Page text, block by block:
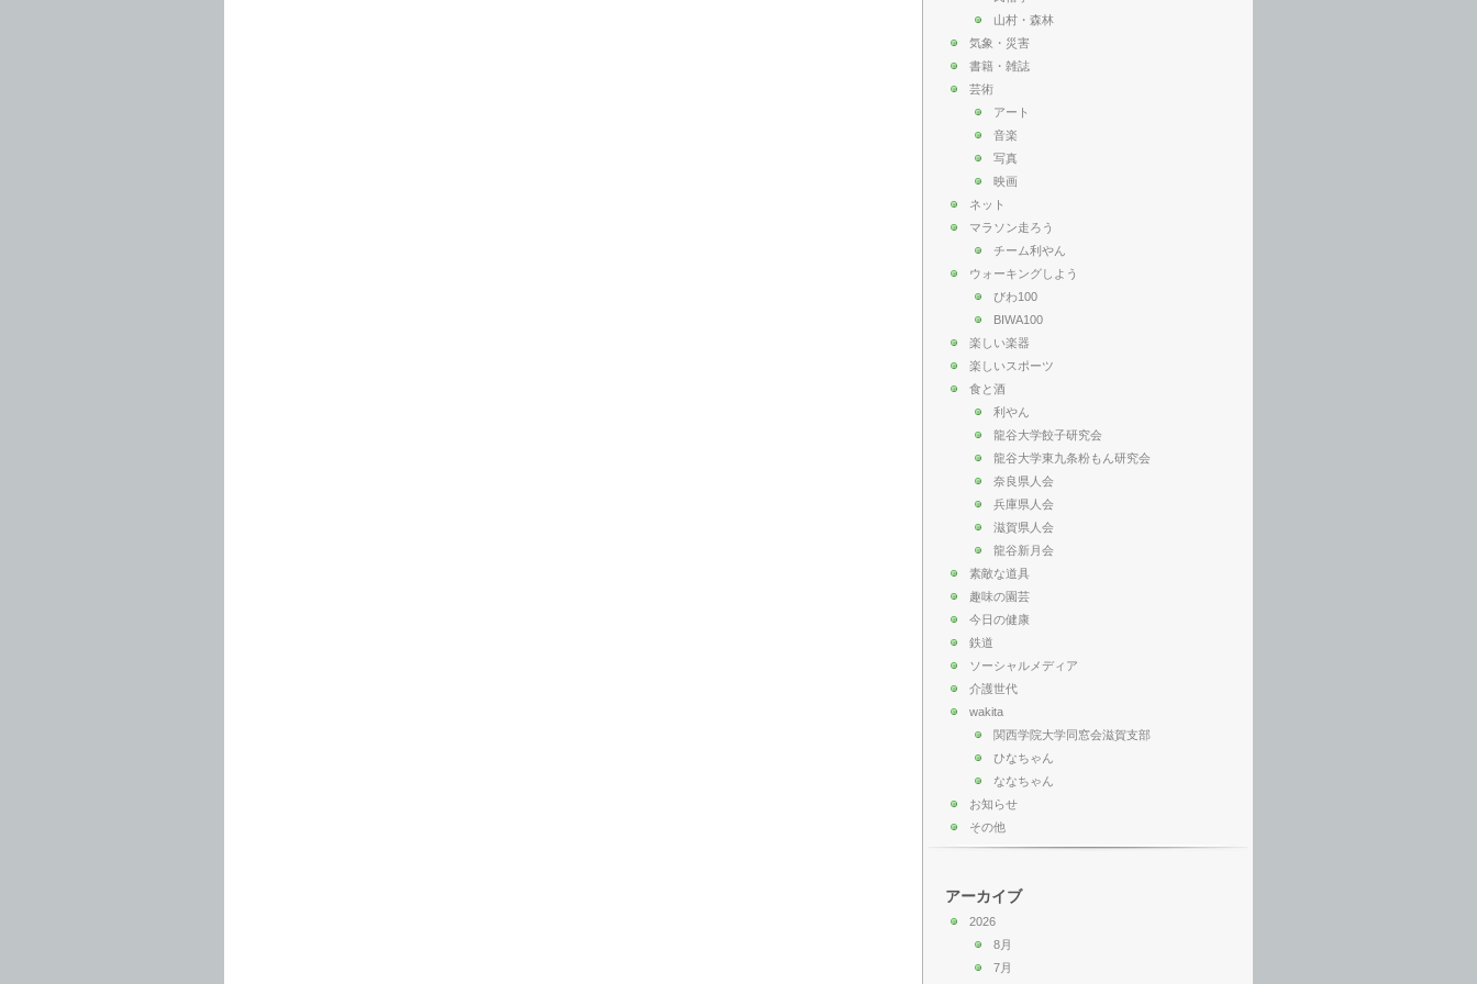
山村・森林
気象・災害
書籍・雑誌
芸術
アート
音楽
写真
映画
ネット
マラソン走ろう
チーム利やん
ウォーキングしよう
びわ100
BIWA100
楽しい楽器
楽しいスポーツ
食と酒
利やん
龍谷大学餃子研究会
龍谷大学東九条粉もん研究会
奈良県人会
兵庫県人会
滋賀県人会
龍谷新月会
素敵な道具
趣味の園芸
今日の健康
鉄道
ソーシャルメディア
介護世代
wakita
関西学院大学同窓会滋賀支部
ひなちゃん
ななちゃん
お知らせ
その他
アーカイブ
2026
8月
7月